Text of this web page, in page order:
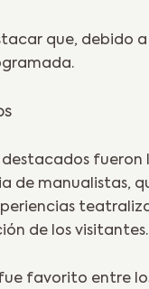
que, debido
fueron
de manualistas,
de los visitantes.
favorito entre